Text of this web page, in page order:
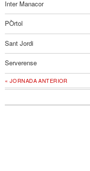
Inter Manacor
PÒrtol
Sant Jordi
Serverense
« JORNADA ANTERIOR